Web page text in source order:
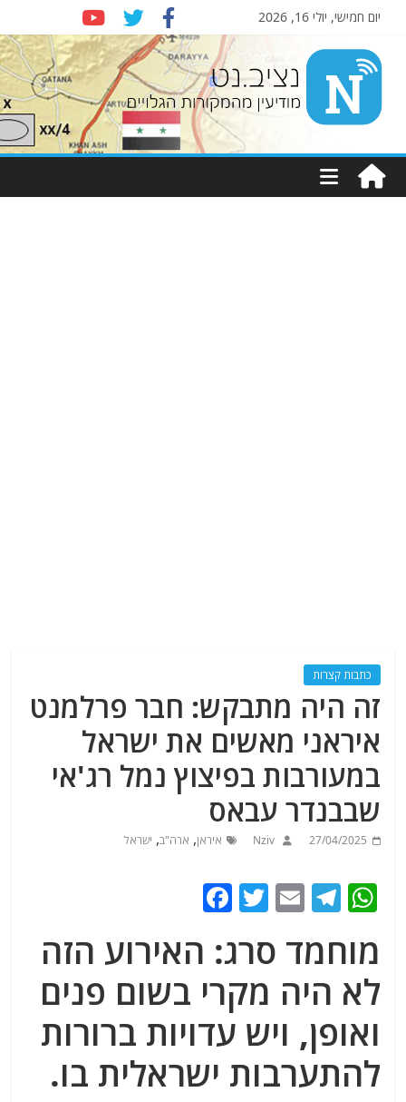
יום חמישי, יולי 16, 2026
Nziv.net
מודיעין
מהמקורות
כתבות קצרות
זה היה מתבקש: חבר פרלמנט
איראני מאשים את ישראל
במעורבות בפיצוץ נמל רג'אי
שבבנדר עבאס
27/04/2025
Nziv איראן, ארה"ב, ישראל
W
at
s
A
p
p
T
e
g
ra
m
E
ai
l
T
itt
er
c
e
b
o
o
מוחמד סרג: האירוע הזה
לא היה מקרי בשום פנים
ואופן, ויש עדויות ברורות
להתערבות ישראלית בו.